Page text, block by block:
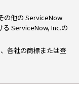
の他の ServiceNow
ServiceNow, Inc.の
各社の商標または登